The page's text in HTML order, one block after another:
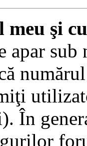
meu şi
apar sub
numărul
În